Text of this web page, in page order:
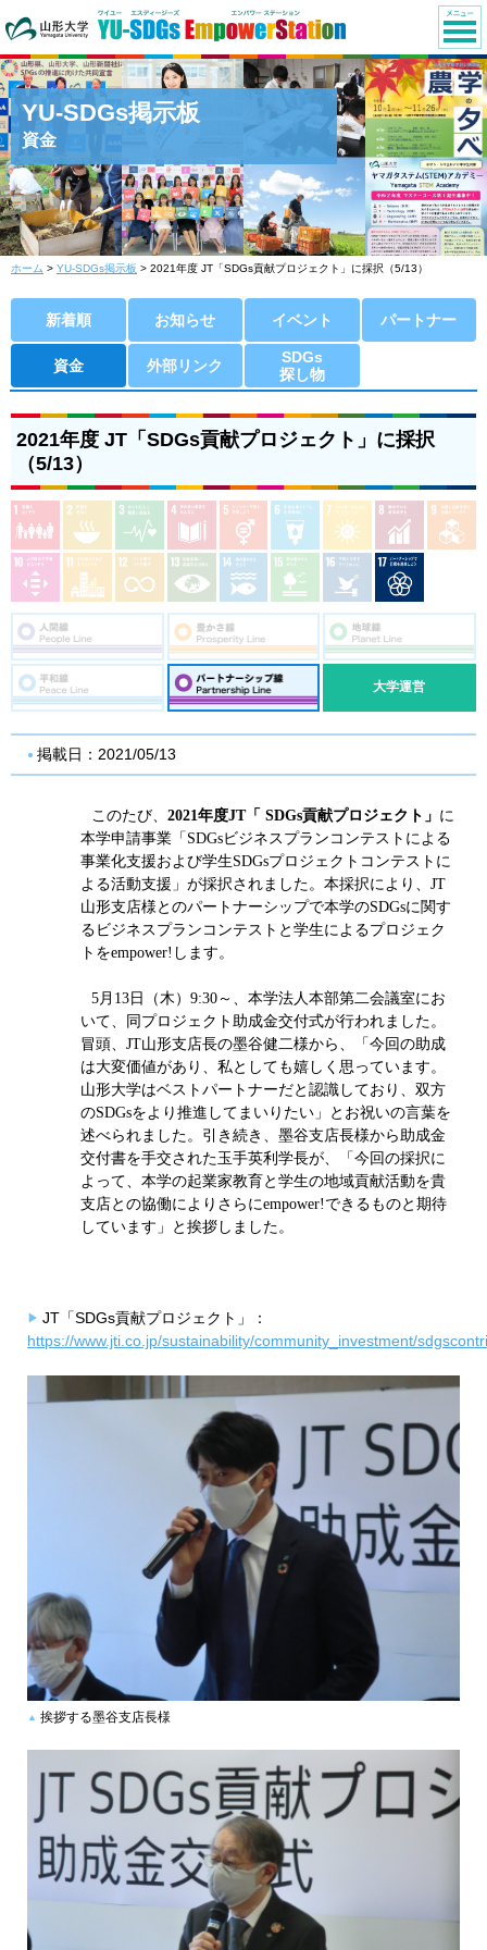
YU-SDGs掲示板
資金
ホーム > YU-SDGs掲示板 > 2021年度 JT「SDGs貢献プロジェクト」に採択（5/13）
新着順 お知らせ イベント パートナー
資金 外部リンク
SDGs
探し物
2021年度 JT「SDGs貢献プロジェクト」に採択
（5/13）
大学運営
掲載日：2021/05/13
このたび、 2021年度JT「 SDGs貢献プロジェクト」 に
本学申請事業「 SDGsビジネスプランコンテストによる
事業化支援および学生SDGsプロジェクトコンテストに
よ る活動支援」が採択されました。 本採択により、JT
山形支店様とのパートナーシップで本学のSDGsに関す
るビジネスプランコンテストと学生によるプロジェク
トをempower!します。
5月13日（木）9:30～、本学法人本部第二会議室にお
いて、同プロジェクト助成金交付式が行われました。
冒頭、JT山形支店長の墨谷健二様から、「今回の助成
は大変価値があり、私としても嬉しく思っています。
山形大学はベストパートナーだと認識しており、双方
のSDGsをより推進してまいりたい」とお祝いの言葉を
述べられました。引き続き、墨谷支店長様から助成金
交付書を手交された玉手英利学長が、「今回の採択に
よって、本学の起業家教育と学生の地域貢献活動を貴
支店との協働によりさらにempower!できるものと期待
しています」と挨拶しました。
JT「SDGs貢献プロジェクト」：
https://www.jti.co.jp/sustainability/community_investment/
挨拶する墨谷支店長様